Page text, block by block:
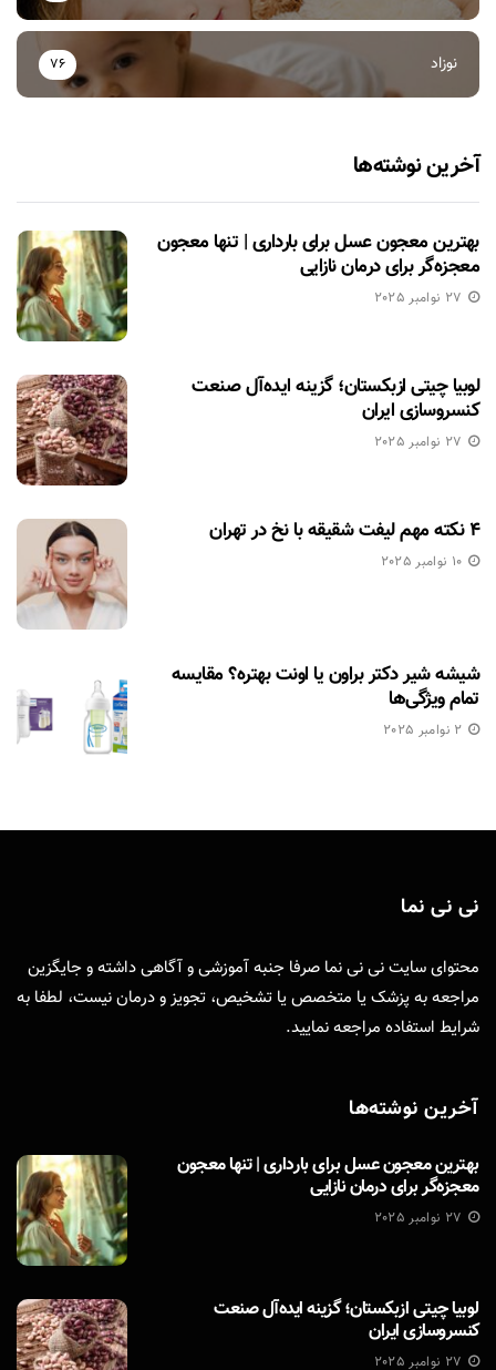
نوزاد 76
آخرین نوشته‌ها
بهترین معجون عسل برای بارداری | تنها معجون
معجزه‌گر برای درمان نازایی
27 نوامبر 2025
لوبیا چیتی ازبکستان؛ گزینه ایده‌آل صنعت
کنسروسازی ایران
27 نوامبر 2025
۴ نکته مهم لیفت شقیقه با نخ در تهران
10 نوامبر 2025
شیشه شیر دکتر براون یا اونت بهتره؟ مقایسه
تمام ویژگی‌ها
2 نوامبر 2025
نی نی نما
محتوای سایت نی نی نما صرفا جنبه آموزشی و آگاهی داشته و جایگزین
مراجعه به پزشک یا متخصص یا تشخیص، تجویز و درمان نیست، لطفا به
شرایط استفاده مراجعه نمایید.
آخرین نوشته‌ها
بهترین معجون عسل برای بارداری | تنها معجون
معجزه‌گر برای درمان نازایی
27 نوامبر 2025
لوبیا چیتی ازبکستان؛ گزینه ایده‌آل صنعت
کنسروسازی ایران
27 نوامبر 2025